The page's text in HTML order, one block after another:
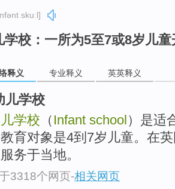
skuːl]
学校：一所为5至7或8岁儿
释义 专业释义 英英释义
儿学校
学校 （ Infant school ）是适
育对象是4到7岁儿童。在
务于当地。
3318个网页-相关网页